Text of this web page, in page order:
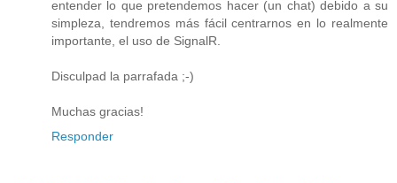
entender lo que pretendemos hacer (un chat) debido a su
simpleza, tendremos más fácil centrarnos en lo realmente
importante, el uso de SignalR.
Disculpad la parrafada ;-)
Muchas gracias!
Responder